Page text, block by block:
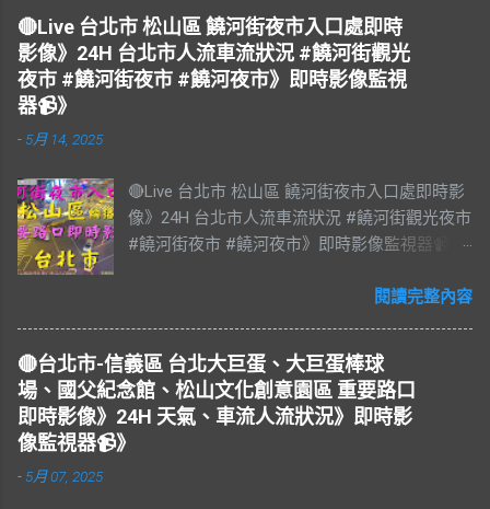
源：台北市政府交通局 交通部公路局
🔴Live 台北市 松山區 饒河街夜市入口處即時
影像》24H 台北市人流車流狀況 #饒河街觀光
夜市 #饒河街夜市 #饒河夜市》即時影像監視
器📹》
- 5月 14, 2025
🔴Live 台北市 松山區 饒河街夜市入口處即時影
像》24H 台北市人流車流狀況 #饒河街觀光夜市
#饒河街夜市 #饒河夜市》即時影像監視器📹》
直播 #即時路況 #即時影像監視器 #饒河夜市即
市 #臺北市 #台北市 #松山車站 #觀光夜市 #松
山區 #松山慈祐宮 #台灣夜市 #夜市 #台北市即
時影像 #JAZZ #JAZZY #爵士樂 #Blues #藍調
#R&B & #Soul #節奏藍調 #靈魂樂 #music #音
閱讀完整內容
🔴台北市-信義區 台北大巨蛋、大巨蛋棒球
場、國父紀念館、松山文化創意園區 重要路口
即時影像》24H 天氣、車流人流狀況》即時影
像監視器📹》
- 5月 07, 2025